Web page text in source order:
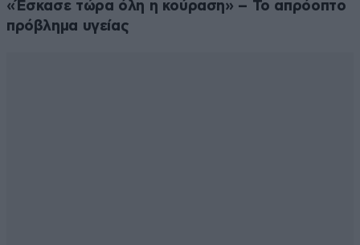
«Έσκασε τώρα όλη η κούραση» – Το απρόοπτο
πρόβλημα υγείας